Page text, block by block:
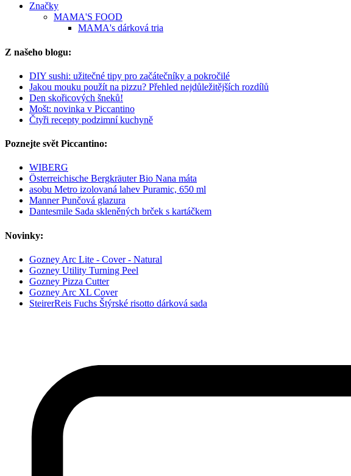
Značky
MAMA'S FOOD
MAMA's dárková tria
Z našeho blogu:
DIY sushi: užitečné tipy pro začátečníky a pokročilé
Jakou mouku použít na pizzu? Přehled nejdůležitějších rozdílů
Den skořicových šneků!
Mošt: novinka v Piccantino
Čtyři recepty podzimní kuchyně
Poznejte svět Piccantino:
WIBERG
Österreichische Bergkräuter Bio Nana máta
asobu Metro izolovaná lahev Puramic, 650 ml
Manner Punčová glazura
Dantesmile Sada skleněných brček s kartáčkem
Novinky:
Gozney Arc Lite - Cover - Natural
Gozney Utility Turning Peel
Gozney Pizza Cutter
Gozney Arc XL Cover
SteirerReis Fuchs Štýrské risotto dárková sada